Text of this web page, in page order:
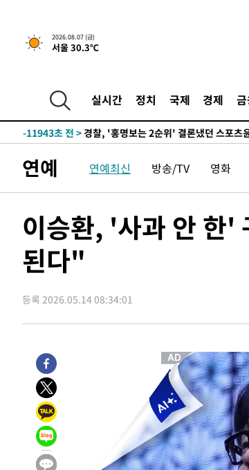
2026.08.07 (금)
서울 30.3℃
실시간 정치 국제 경제
6시간 전 >내일까지 39도 '펄펄'…기상청 "태풍 지나며
-14465초 전 >
[속보] 뉴욕증시, 혼조 출발…나스닥
-13258초 전 >
-11943초 전 >경찰, '홍명보는 2순위' 결론냈던 스포츠
45분 전 >
日방위성, 北이 동해로 쏜 발사체는 탄도미사일
1시간 전 >[속보] SKT, 에이닷 서비스 장애 발생…"원
1시간 전 >'낮 최고 39도' 불볕더위…한밤 열대야도 계
1시간 전 >[속보]7~9일 프로야구 3연전도 폭염 취소…11
1시간 전 >
1시간 전 >서울 낮 37.9도, 올여름 최고치 경신…영등포
1시간 전 >[속보]종합특검, 대검 추가 압수수색…내란
2시간 전 >
[속보]코스피, 301.88포인트(4.58%) 내린
2시간 전 >
[속보]원·달러 환율, 0.7원 내린 1423.8원
3시간 전 >
"여기 떨어졌다"…다누리, 스페이스X 로켓 달
4시간 전 >
손흥민, 5경기 연속골 실패…LAFC는 승부차
6시간 전 >
내일까지 39도 '펄펄'…기상청 "태풍 지나며
-15029초 전 >
'월드컵 탈락 후폭풍' 축구협회…11시간
연예 연예최신 방송/TV 영화
이승환, '사과 안 한'
된다"
등록 2026.05.14 08:34:01